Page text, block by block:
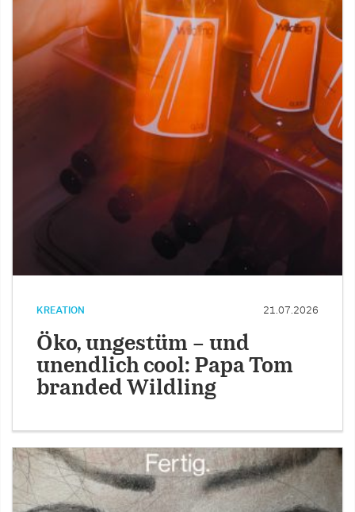
KREATION 21.07.2026
Öko, ungestüm – und
unendlich cool: Papa Tom
branded Wildling